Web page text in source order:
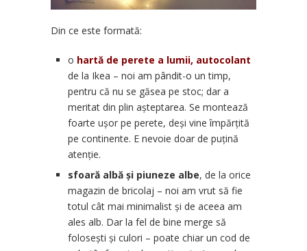
Din ce este formată:
o hartă de perete a lumii, autocolant
de la Ikea – noi am pândit-o un timp,
pentru că nu se găsea pe stoc; dar a
meritat din plin așteptarea. Se montează
foarte ușor pe perete, deși vine împărțită
pe continente. E nevoie doar de puțină
atenție.
sfoară albă și piuneze albe, de la orice
magazin de bricolaj – noi am vrut să fie
totul cât mai minimalist și de aceea am
ales alb. Dar la fel de bine merge să
folosești și culori – poate chiar un cod de